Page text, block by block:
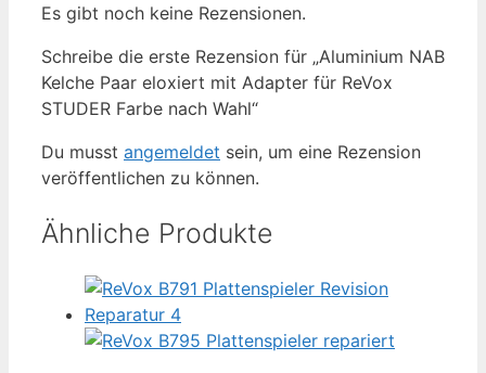
Es gibt noch keine Rezensionen.
Schreibe die erste Rezension für „Aluminium NAB
Kelche Paar eloxiert mit Adapter für ReVox
STUDER Farbe nach Wahl“
Du musst angemeldet sein, um eine Rezension
veröffentlichen zu können.
Ähnliche Produkte